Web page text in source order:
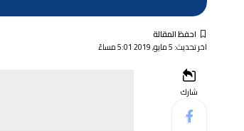
اخر تحديث: 5 مايو, 2019 5:01 مساءً
شارك